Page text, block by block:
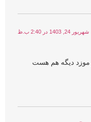
شهریور 24, 1403 در 2:40 ب.ظ
موزد دیگه هم هست